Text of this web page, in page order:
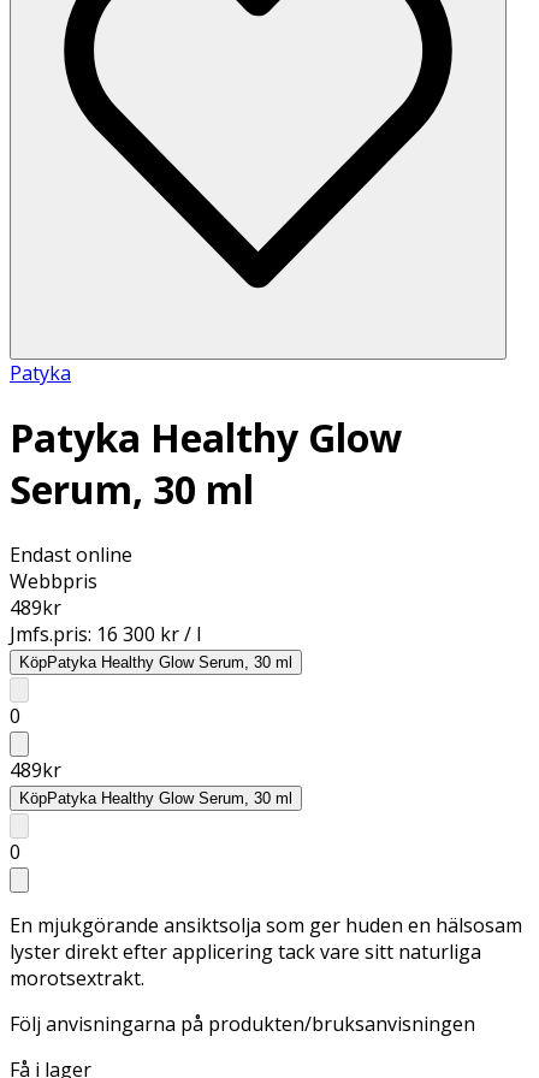
Patyka
Patyka Healthy Glow
Serum, 30 ml
Endast online
Webbpris
489kr
Jmfs.pris: 16 300 kr / l
KöpPatyka Healthy Glow Serum, 30 ml
0
489kr
KöpPatyka Healthy Glow Serum, 30 ml
0
En mjukgörande ansiktsolja som ger huden en hälsosam
lyster direkt efter applicering tack vare sitt naturliga
morotsextrakt.
Följ anvisningarna på produkten/bruksanvisningen
Få i lager